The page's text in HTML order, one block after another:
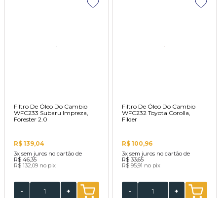
Filtro De Óleo Do Cambio
WFC233 Subaru Impreza,
Forester 2.0
R$ 139,04
3x sem juros no cartão de
R$ 46,35
R$ 132,09 no pix
- +
Filtro De Óleo Do Cambio
WFC232 Toyota Corolla,
Filder
R$ 100,96
3x sem juros no cartão de
R$ 33,65
R$ 95,91 no pix
- +